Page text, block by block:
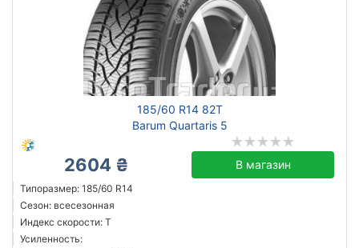
185/60 R14 82T
Barum Quartaris 5
2604 ₴ В магазин
Типоразмер: 185/60 R14
Сезон: всесезонная
Индекс скорости: T
Усиленность: